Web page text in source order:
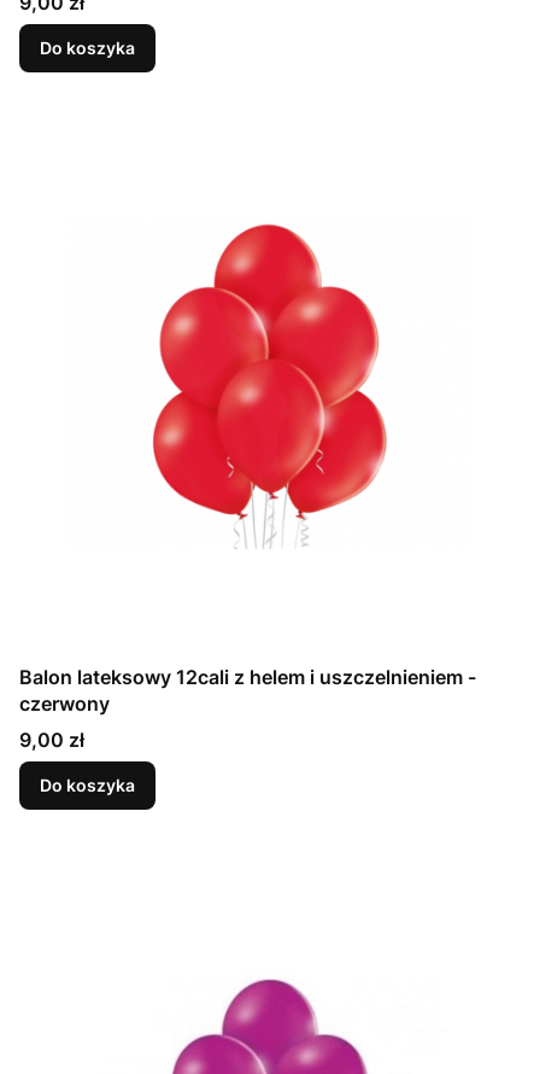
Do koszyka
Balon lateksowy 12cali z helem i uszczelnieniem -
czerwony
Cena
9,00 zł
Do koszyka